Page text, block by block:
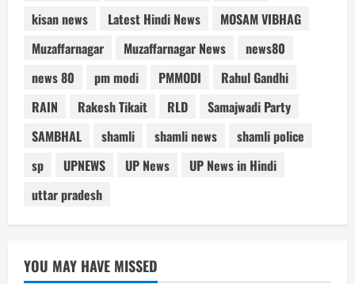
kisan news
Latest Hindi News
MOSAM VIBHAG
Muzaffarnagar
Muzaffarnagar News
news80
news 80
pm modi PMMODI
Rahul Gandhi
RAIN
Rakesh Tikait RLD
Samajwadi Party
SAMBHAL
shamli shamli news
shamli police
sp
UPNEWS UP News
UP News in Hindi
uttar pradesh
YOU MAY HAVE MISSED